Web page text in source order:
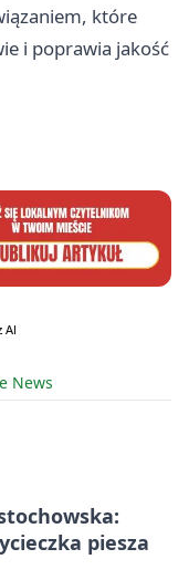
które
i poprawia jakość
News
piesza